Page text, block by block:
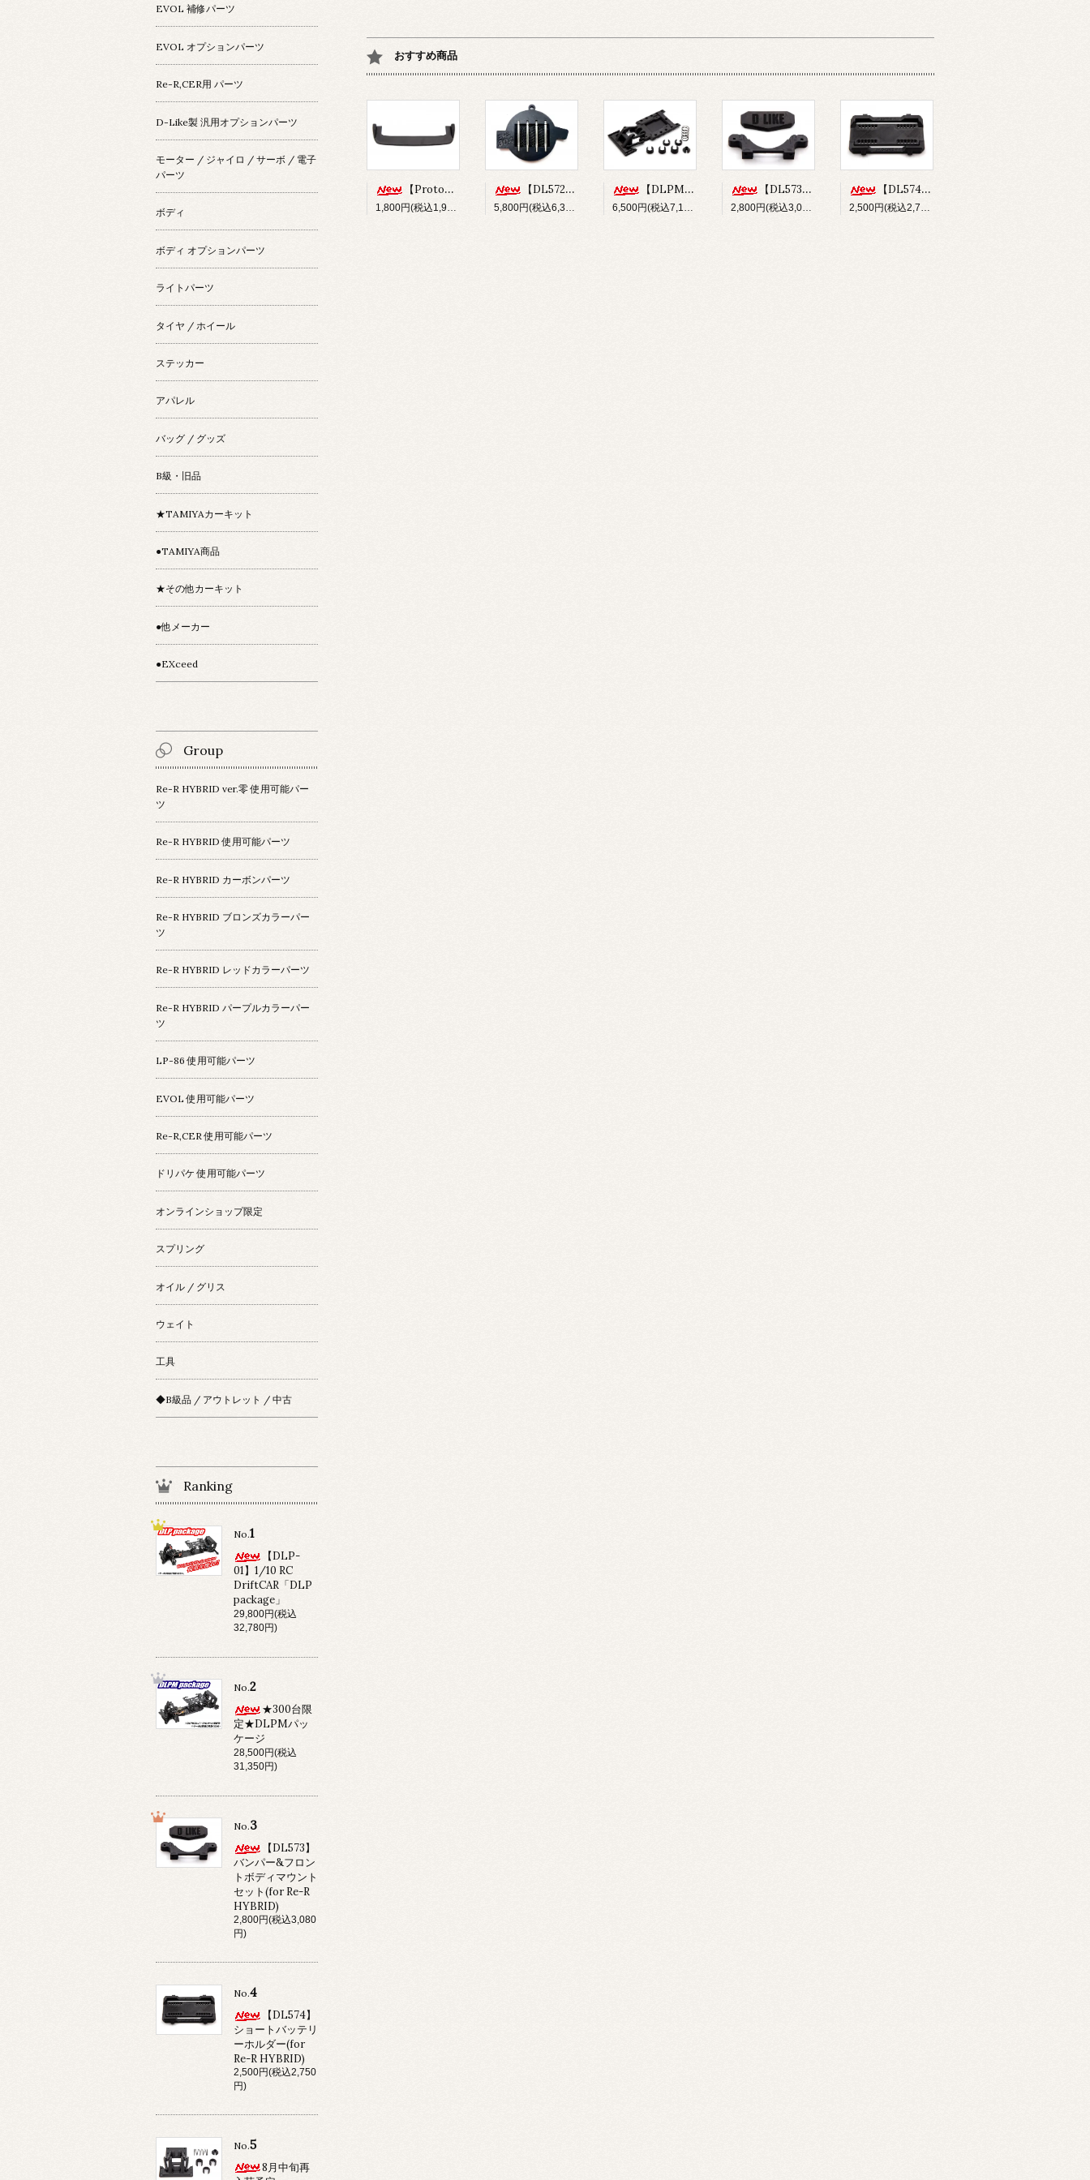
おすすめ商品
【Prototype34】フロントディフューザー
1,800円(税込1,980円)
【DL572】SUS304 ステンレスショックシャフト(φ3x33.5mm)
5,800円(税込6,380円)
【DLPM-OP02】Rear LinkSus for DLPM
6,500円(税込7,150円)
【DL573】バンパー&フロントボディマウントセット(for Re-R HYBRID)
2,800円(税込3,080円)
【DL574】ショートバッテリーホルダー(for Re-R HYBRID)
2,500円(税込2,750円)
EVOL 補修パーツ
EVOL オプションパーツ
Re-R,CER用 パーツ
D-Like製 汎用オプションパーツ
モーター / ジャイロ / サーボ / 電子
パーツ
ボディ
ボディ オプションパーツ
ライトパーツ
タイヤ / ホイール
ステッカー
アパレル
バッグ / グッズ
B級・旧品
★TAMIYAカーキット
●TAMIYA商品
★その他カーキット
●他メーカー
●EXceed
Group
Re-R HYBRID ver.零 使用可能パー
ツ
Re-R HYBRID 使用可能パーツ
Re-R HYBRID カーボンパーツ
Re-R HYBRID ブロンズカラーパー
ツ
Re-R HYBRID レッドカラーパーツ
Re-R HYBRID パープルカラーパー
ツ
LP-86 使用可能パーツ
EVOL 使用可能パーツ
Re-R,CER 使用可能パーツ
ドリパケ 使用可能パーツ
オンラインショップ限定
スプリング
オイル / グリス
ウェイト
工具
◆B級品 / アウトレット / 中古
Ranking
No.1
【DLP-
01】1/10 RC
DriftCAR「DLP
package」
29,800円(税込
32,780円)
No.2
★300台限
定★DLPMパッ
ケージ
28,500円(税込
31,350円)
No.3
【DL573】
バンパー&フロン
トボディマウント
セット(for Re-R
HYBRID)
2,800円(税込3,080
円)
No.4
【DL574】
ショートバッテリ
ーホルダー(for
Re-R HYBRID)
2,500円(税込2,750
円)
No.5
8月中旬再